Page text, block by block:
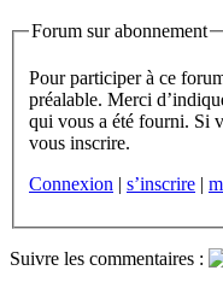
Forum sur abonnement
Pour participer à ce forum, vous devez vous enregistrer au
préalable. Merci d’indiquer ci-dessous l’identifiant personnel
qui vous a été fourni. Si vous n’êtes pas enregistré, vous devez
vous inscrire.
Connexion | s’inscrire |
Suivre les commentaires :